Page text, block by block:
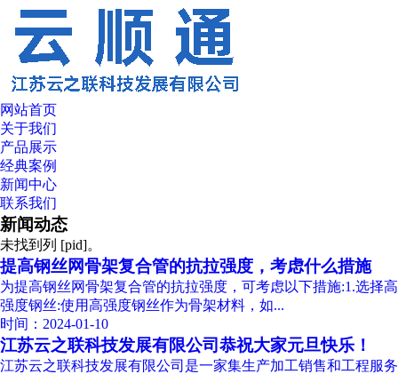
网站首页
关于我们
产品展示
经典案例
新闻中心
联系我们
新闻动态
未找到列 [pid]。
提高钢丝网骨架复合管的抗拉强度，考虑什么措施
为提高钢丝网骨架复合管的抗拉强度，可考虑以下措施:1.选择高
强度钢丝:使用高强度钢丝作为骨架材料，如...
时间：2024-01-10
江苏云之联科技发展有限公司恭祝大家元旦快乐！
江苏云之联科技发展有限公司是一家集生产加工销售和工程服务